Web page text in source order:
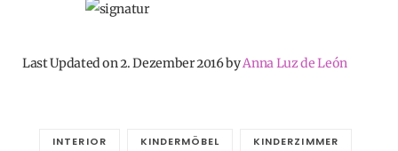
Last Updated on 2. Dezember 2016 byAnna Luz de León
INTERIOR KINDERMÖBEL KINDERZIMMER